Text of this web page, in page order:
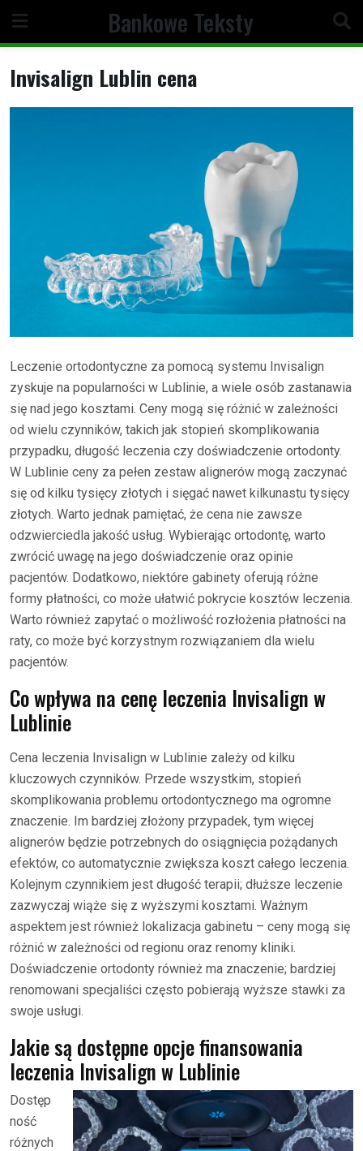
content
Bankowe Teksty
Invisalign Lublin cena
Leczenie ortodontyczne za pomocą systemu Invisalign
zyskuje na popularności w Lublinie, a wiele osób zastanawia
się nad jego kosztami. Ceny mogą się różnić w zależności
od wielu czynników, takich jak stopień skomplikowania
przypadku, długość leczenia czy doświadczenie ortodonty.
W Lublinie ceny za pełen zestaw alignerów mogą zaczynać
się od kilku tysięcy złotych i sięgać nawet kilkunastu tysięcy
złotych. Warto jednak pamiętać, że cena nie zawsze
odzwierciedla jakość usług. Wybierając ortodontę, warto
zwrócić uwagę na jego doświadczenie oraz opinie
pacjentów. Dodatkowo, niektóre gabinety oferują różne
formy płatności, co może ułatwić pokrycie kosztów leczenia.
Warto również zapytać o możliwość rozłożenia płatności na
raty, co może być korzystnym rozwiązaniem dla wielu
pacjentów.
Co wpływa na cenę leczenia Invisalign w
Lublinie
Cena leczenia Invisalign w Lublinie zależy od kilku
kluczowych czynników. Przede wszystkim, stopień
skomplikowania problemu ortodontycznego ma ogromne
znaczenie. Im bardziej złożony przypadek, tym więcej
alignerów będzie potrzebnych do osiągnięcia pożądanych
efektów, co automatycznie zwiększa koszt całego leczenia.
Kolejnym czynnikiem jest długość terapii; dłuższe leczenie
zazwyczaj wiąże się z wyższymi kosztami. Ważnym
aspektem jest również lokalizacja gabinetu – ceny mogą się
różnić w zależności od regionu oraz renomy kliniki.
Doświadczenie ortodonty również ma znaczenie; bardziej
renomowani specjaliści często pobierają wyższe stawki za
swoje usługi.
Jakie są dostępne opcje finansowania
leczenia Invisalign w Lublinie
Dostęp
ność
różnych